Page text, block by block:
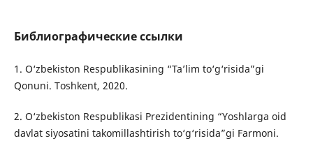
Библиографические ссылки
1. O‘zbekiston Respublikasining “Ta’lim to‘g‘risida”gi
Qonuni. Toshkent, 2020.
2. O‘zbekiston Respublikasi Prezidentining “Yoshlarga oid
davlat siyosatini takomillashtirish to‘g‘risida”gi Farmoni.